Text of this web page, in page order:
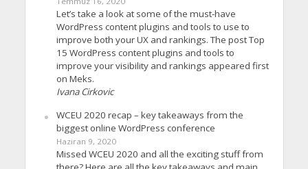
Let’s take a look at some of the must-have
WordPress content plugins and tools to use to
improve both your UX and rankings. The post Top
15 WordPress content plugins and tools to
improve your visibility and rankings appeared first
on Meks.
Ivana Cirkovic
WCEU 2020 recap – key takeaways from the
biggest online WordPress conference
Haziran 9, 2020
Missed WCEU 2020 and all the exciting stuff from